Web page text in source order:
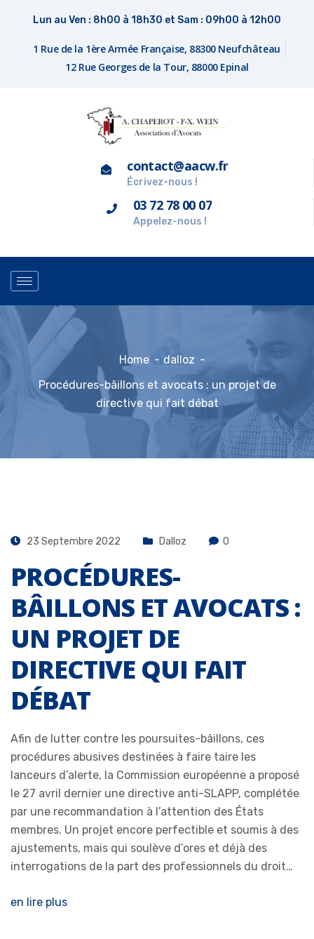
Lun au Ven : 8h00 à 18h30 et Sam : 09h00 à 12h00
1 Rue de la 1ère Armée Française, 88300 Neufchâteau
12 Rue Georges de la Tour, 88000 Epinal
contact@aacw.fr
Écrivez-nous !
03 72 78 00 07
Appelez-nous !
Home
dalloz
Procédures-bâillons et avocats : un projet de
directive qui fait débat
23 Septembre 2022 Dalloz 0
PROCÉDURES-
BÂILLONS ET AVOCATS :
UN PROJET DE
DIRECTIVE QUI FAIT
DÉBAT
Afin de lutter contre les poursuites-bâillons, ces
procédures abusives destinées à faire taire les
lanceurs d’alerte, la Commission européenne a proposé
le 27 avril dernier une directive anti-SLAPP, complétée
par une recommandation à l’attention des États
membres. Un projet encore perfectible et soumis à des
ajustements, mais qui soulève d’ores et déjà des
interrogations de la part des professionnels du droit…
en lire plus